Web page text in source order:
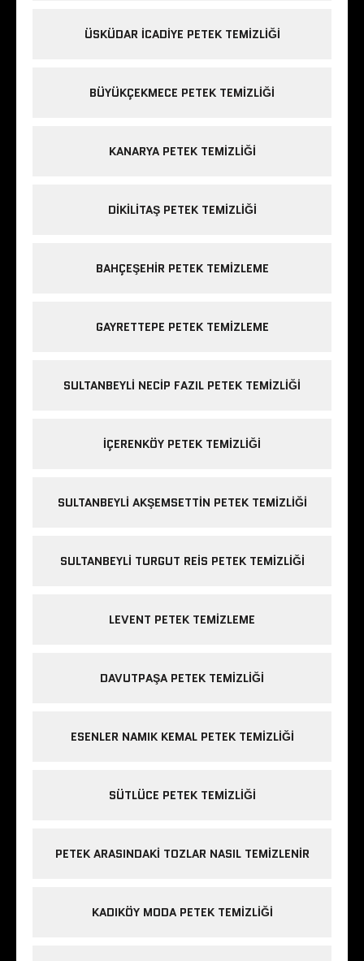
ÜSKÜDAR ICADIYE PETEK TEMIZLIĞI
BÜYÜKÇEKMECE PETEK TEMIZLIĞI
KANARYA PETEK TEMIZLIĞI
DIKILITAŞ PETEK TEMIZLIĞI
BAHÇEŞEHIR PETEK TEMIZLEME
GAYRETTEPE PETEK TEMIZLEME
SULTANBEYLI NECIP FAZIL PETEK TEMIZLIĞI
IÇERENKÖY PETEK TEMIZLIĞI
SULTANBEYLI AKŞEMSETTIN PETEK TEMIZLIĞI
SULTANBEYLI TURGUT REIS PETEK TEMIZLIĞI
LEVENT PETEK TEMIZLEME
DAVUTPAŞA PETEK TEMIZLIĞI
ESENLER NAMIK KEMAL PETEK TEMIZLIĞI
SÜTLÜCE PETEK TEMIZLIĞI
PETEK ARASINDAKI TOZLAR NASIL TEMIZLENIR
KADIKÖY MODA PETEK TEMIZLIĞI